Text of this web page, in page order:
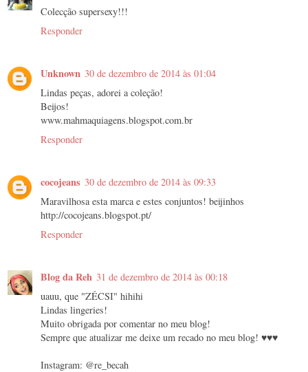
Colecção supersexy!!!
Responder
Unknown 30 de dezembro de 2014 às 01:04
Lindas peças, adorei a coleção!
Beijos!
www.mahmaquiagens.blogspot.com.br
Responder
cocojeans 30 de dezembro de 2014 às 09:33
Maravilhosa esta marca e estes conjuntos! beijinhos
http://cocojeans.blogspot.pt/
Responder
Blog da Reh 31 de dezembro de 2014 às 00:18
uauu, que "ZÉCSI" hihihi
Lindas lingeries!
Muito obrigada por comentar no meu blog!
Sempre que atualizar me deixe um recado no meu blog! ♥♥♥
Instagram: @re_becah